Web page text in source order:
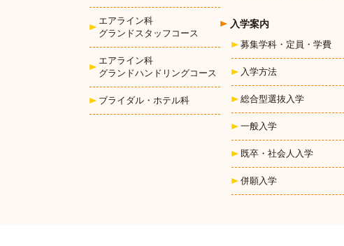
エアライン科
グランドスタッフコース
エアライン科
グランドハンドリングコース
ブライダル・ホテル科
入学案内
募集学科・定員・学費
入学方法
総合型選抜入学
一般入学
既卒・社会人入学
併願入学